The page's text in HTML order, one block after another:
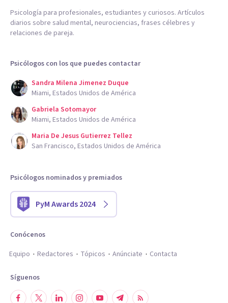
Psicología para profesionales, estudiantes y curiosos. Artículos
diarios sobre salud mental, neurociencias, frases célebres y
relaciones de pareja.
Psicólogos con los que puedes contactar
Sandra Milena Jimenez Duque
Miami, Estados Unidos de América
Gabriela Sotomayor
Miami, Estados Unidos de América
Maria De Jesus Gutierrez Tellez
San Francisco, Estados Unidos de América
Psicólogos nominados y premiados
PyM Awards 2024
Conócenos
Equipo
Redactores Tópicos Anúnciate Contacta
Síguenos